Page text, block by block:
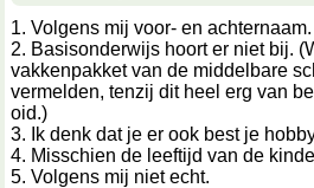
1. Volgens mij voor- en achternaam.
2. Basisonderwijs hoort er niet bij.
vakkenpakket van de middelbare
vermelden, tenzij dit heel erg van
oid.)
3. Ik denk dat je er ook best je
4. Misschien de leeftijd van de
5. Volgens mij niet echt.